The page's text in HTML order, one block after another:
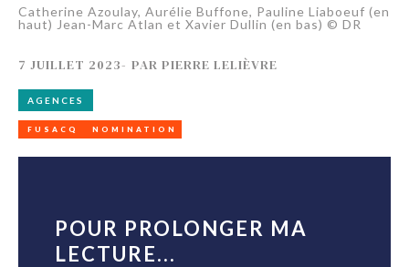
Catherine Azoulay, Aurélie Buffone, Pauline Liaboeuf (en
haut) Jean-Marc Atlan et Xavier Dullin (en bas) © DR
7 JUILLET 2023- PAR PIERRE LELIÈVRE
AGENCES
FUSACQ NOMINATION
POUR PROLONGER MA
LECTURE...